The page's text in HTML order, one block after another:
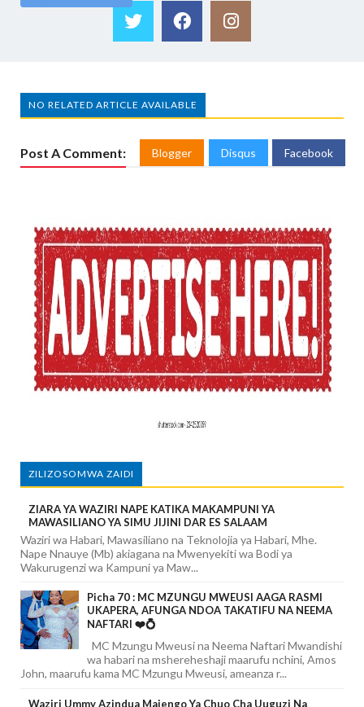
NO RELATED ARTICLE AVAILABLE
Post A Comment: Blogger Disqus Facebook
ZILIZOSOMWA ZAIDI
ZIARA YA WAZIRI NAPE KATIKA MAKAMPUNI YA
MAWASILIANO YA SIMU JIJINI DAR ES SALAAM
Waziri wa Habari, Mawasiliano na Teknolojia ya Habari, Mhe.
Nape Nnauye (Mb) akiagana na Mwenyekiti wa Bodi ya
Wakurugenzi wa Kampuni ya Maw...
Picha 70 : MC MZUNGU MWEUSI AAGA RASMI
UKAPERA, AFUNGA NDOA TAKATIFU NA NEEMA
NAFTARI ❤️💍
MC Mzungu Mweusi na Neema Naftari Mwandishi
wa habari na mshereheshaji maarufu nchini, Amos
John, maarufu kama MC Mzungu Mweusi, ameanza r...
Waziri Ummy Azindua Majengo Ya Chuo Cha Uuguzi Na